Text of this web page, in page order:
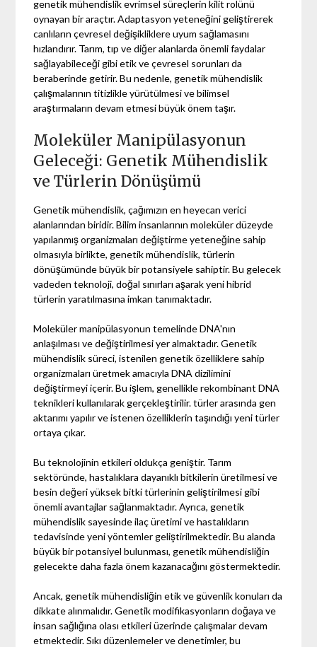
genetik mühendislik evrimsel süreçlerin kilit rolünü
oynayan bir araçtır. Adaptasyon yeteneğini geliştirerek
canlıların çevresel değişikliklere uyum sağlamasını
hızlandırır. Tarım, tıp ve diğer alanlarda önemli faydalar
sağlayabileceği gibi etik ve çevresel sorunları da
beraberinde getirir. Bu nedenle, genetik mühendislik
çalışmalarının titizlikle yürütülmesi ve bilimsel
araştırmaların devam etmesi büyük önem taşır.
Moleküler Manipülasyonun
Geleceği: Genetik Mühendislik
ve Türlerin Dönüşümü
Genetik mühendislik, çağımızın en heyecan verici
alanlarından biridir. Bilim insanlarının moleküler düzeyde
yapılanmış organizmaları değiştirme yeteneğine sahip
olmasıyla birlikte, genetik mühendislik, türlerin
dönüşümünde büyük bir potansiyele sahiptir. Bu gelecek
vadeden teknoloji, doğal sınırları aşarak yeni hibrid
türlerin yaratılmasına imkan tanımaktadır.
Moleküler manipülasyonun temelinde DNA'nın
anlaşılması ve değiştirilmesi yer almaktadır. Genetik
mühendislik süreci, istenilen genetik özelliklere sahip
organizmaları üretmek amacıyla DNA dizilimini
değiştirmeyi içerir. Bu işlem, genellikle rekombinant DNA
teknikleri kullanılarak gerçekleştirilir. türler arasında gen
aktarımı yapılır ve istenen özelliklerin taşındığı yeni türler
ortaya çıkar.
Bu teknolojinin etkileri oldukça geniştir. Tarım
sektöründe, hastalıklara dayanıklı bitkilerin üretilmesi ve
besin değeri yüksek bitki türlerinin geliştirilmesi gibi
önemli avantajlar sağlanmaktadır. Ayrıca, genetik
mühendislik sayesinde ilaç üretimi ve hastalıkların
tedavisinde yeni yöntemler geliştirilmektedir. Bu alanda
büyük bir potansiyel bulunması, genetik mühendisliğin
gelecekte daha fazla önem kazanacağını göstermektedir.
Ancak, genetik mühendisliğin etik ve güvenlik konuları da
dikkate alınmalıdır. Genetik modifikasyonların doğaya ve
insan sağlığına olası etkileri üzerinde çalışmalar devam
etmektedir. Sıkı düzenlemeler ve denetimler, bu